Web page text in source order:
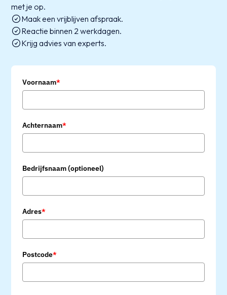
met je op.
Maak een vrijblijven afspraak.
Reactie binnen 2 werkdagen.
Krijg advies van experts.
Voornaam*
Achternaam*
Bedrijfsnaam (optioneel)
Adres*
Postcode*